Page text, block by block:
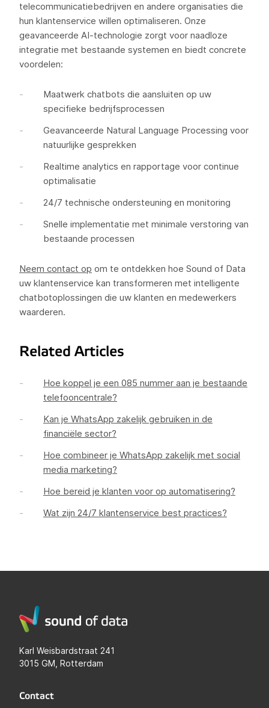
telecommunicatiebedrijven en andere organisaties die
hun klantenservice willen optimaliseren. Onze
geavanceerde AI-technologie zorgt voor naadloze
integratie met bestaande systemen en biedt concrete
voordelen:
Maatwerk chatbots die aansluiten op uw
specifieke bedrijfsprocessen
Geavanceerde Natural Language Processing voor
natuurlijke gesprekken
Realtime analytics en rapportage voor continue
optimalisatie
24/7 technische ondersteuning en monitoring
Snelle implementatie met minimale verstoring van
bestaande processen
Neem contact op om te ontdekken hoe Sound of Data
uw klantenservice kan transformeren met intelligente
chatbotoplossingen die uw klanten en medewerkers
waarderen.
Related Articles
Hoe koppel je een 085 nummer aan je bestaande
telefooncentrale?
Kan je WhatsApp zakelijk gebruiken in de
financiële sector?
Hoe combineer je WhatsApp zakelijk met social
media marketing?
Hoe bereid je klanten voor op automatisering?
Wat zijn 24/7 klantenservice best practices?
Karl Weisbardstraat 241
3015 GM, Rotterdam
Contact